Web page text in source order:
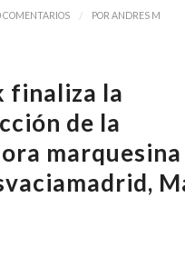
COMENTARIOS / POR ANDRES M
finaliza la
de la